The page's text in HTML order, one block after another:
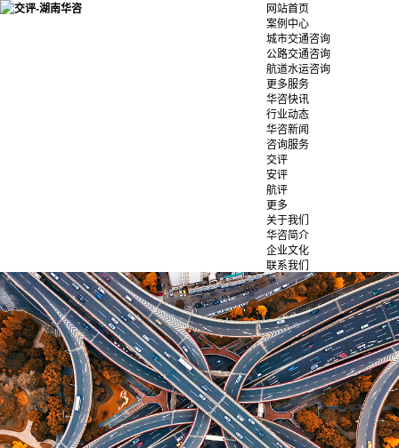
网站首页
案例中心
城市交通咨询
公路交通咨询
航道水运咨询
更多服务
华咨快讯
行业动态
华咨新闻
咨询服务
交评
安评
航评
更多
关于我们
华咨简介
企业文化
联系我们